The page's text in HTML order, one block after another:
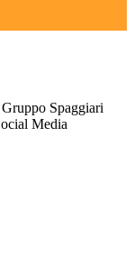
Spaggiari
Media